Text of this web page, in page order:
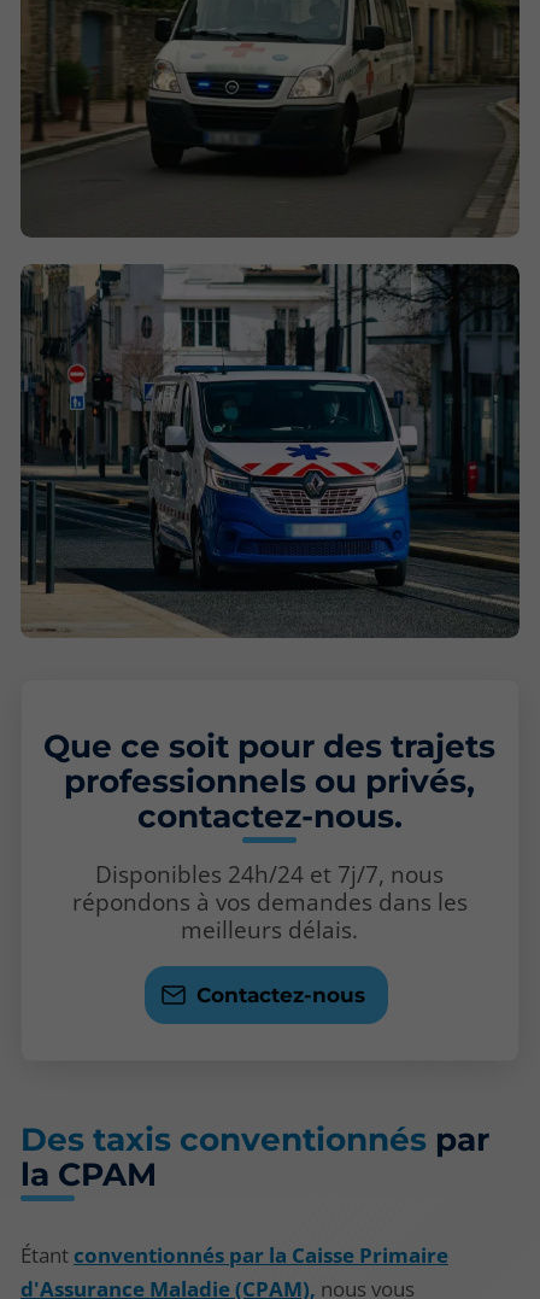
Que ce soit pour des trajets
professionnels ou privés,
contactez-nous.
Disponibles 24h/24 et 7j/7, nous
répondons à vos demandes dans les
meilleurs délais.
Contactez-nous
Des taxis conventionnés par
la CPAM
Étant conventionnés par la Caisse Primaire
d'Assurance Maladie (CPAM), nous vous